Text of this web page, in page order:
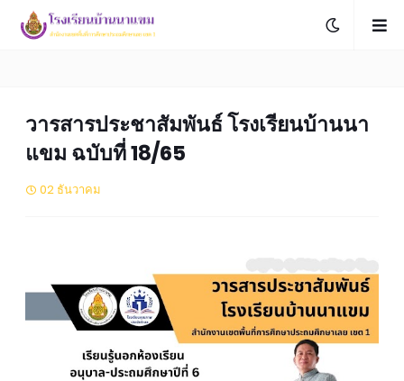
วารสารประชาสัมพันธ์ โรงเรียนบ้านนา
แขม ฉบับที่ 18/65
02 ธันวาคม